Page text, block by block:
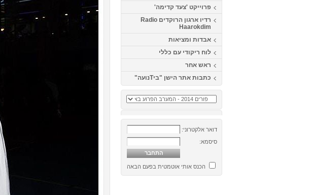
פרוייקט 'צעד קדימה'
רדיו ארגון הרוקדים Radio
Haarokdim
אבדות ומציאות
לוח ריקודי עם כללי
ראש אחר
כתבות אתר הישן "ביTנועה"
דואר אלקטרוני:
סיסמא:
הכנס אותי אוטמטית בפעם הבאה